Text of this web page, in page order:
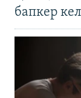
бапкер